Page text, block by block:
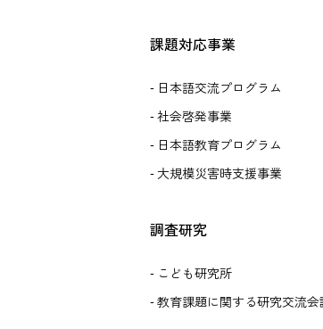
課題対応事業
日本語交流プログラム
社会啓発事業
日本語教育プログラム
大規模災害時支援事業
調査研究
こども研究所
教育課題に関する研究交流会